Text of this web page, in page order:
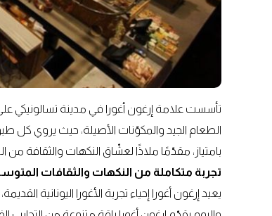
تأسست علامة إرغون أغورا في مدينة تسالونيكي على
الطعام الجيد والمكوّنات الأصيلة، حيث يروي كل
بامتياز، مقدّمًا ملاذًا لعشّاق النكهات والثقافة
تجربة متكاملة من النكهات والثقافات
يعيد إرغون أغورا إحياء تجربة الأغورا اليونانية